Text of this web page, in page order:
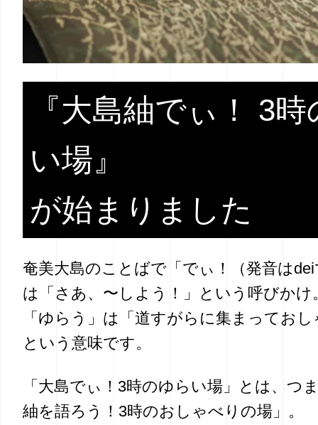
『大島紬でぃ！ 3
い場』
が始まりました
奄美大島のことばで「でぃ！（発音は
は「さあ、〜しよう！」という呼びかけ
「ゆらう」は「道すがらに集まってお
という意味です。
「大島でぃ！3時のゆらい場」とは、つ
紬を語ろう！3時のおしゃべりの場」。